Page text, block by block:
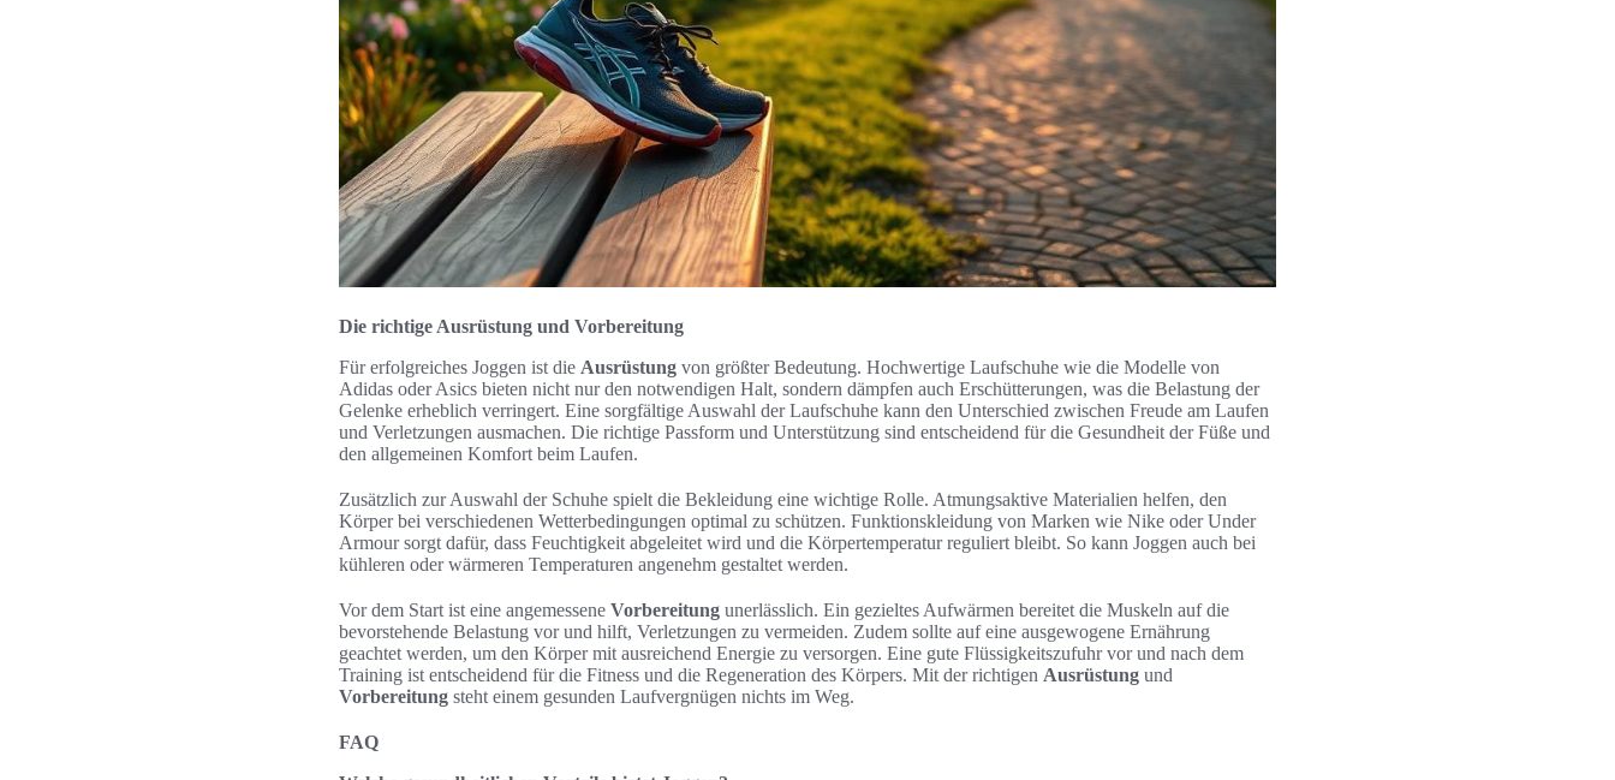
Die richtige Ausrüstung und Vorbereitung
Für erfolgreiches Joggen ist die Ausrüstung von größter Bedeutung. Hochwertige Laufschuhe wie die Modelle von
Adidas oder Asics bieten nicht nur den notwendigen Halt, sondern dämpfen auch Erschütterungen, was die Belastung der
Gelenke erheblich verringert. Eine sorgfältige Auswahl der Laufschuhe kann den Unterschied zwischen Freude am Laufen
und Verletzungen ausmachen. Die richtige Passform und Unterstützung sind entscheidend für die Gesundheit der Füße und
den allgemeinen Komfort beim Laufen.
Zusätzlich zur Auswahl der Schuhe spielt die Bekleidung eine wichtige Rolle. Atmungsaktive Materialien helfen, den
Körper bei verschiedenen Wetterbedingungen optimal zu schützen. Funktionskleidung von Marken wie Nike oder Under
Armour sorgt dafür, dass Feuchtigkeit abgeleitet wird und die Körpertemperatur reguliert bleibt. So kann Joggen auch bei
kühleren oder wärmeren Temperaturen angenehm gestaltet werden.
Vor dem Start ist eine angemessene Vorbereitung unerlässlich. Ein gezieltes Aufwärmen bereitet die Muskeln auf die
bevorstehende Belastung vor und hilft, Verletzungen zu vermeiden. Zudem sollte auf eine ausgewogene Ernährung
geachtet werden, um den Körper mit ausreichend Energie zu versorgen. Eine gute Flüssigkeitszufuhr vor und nach dem
Training ist entscheidend für die Fitness und die Regeneration des Körpers. Mit der richtigen Ausrüstung und
Vorbereitung steht einem gesunden Laufvergnügen nichts im Weg.
FAQ